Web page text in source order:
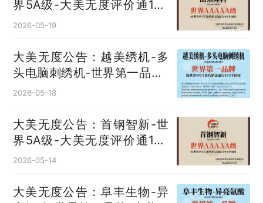
界5A级-大美无度评价通193
国
2026-05-19
大美无度公告：越美绣机-多
头电脑刺绣机‌-世界第一品牌-
大美无度评价通193国
2026-05-18
大美无度公告：首钢智新-世
界5A级-大美无度评价通193
国
2026-05-14
大美无度公告：阜丰生物-异